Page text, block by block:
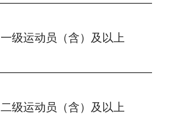
一级运动员（含）及以上
二级运动员（含）及以上